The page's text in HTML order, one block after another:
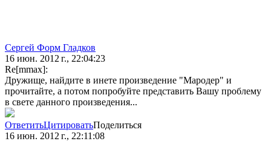
Сергей Форм Гладков
16 июн. 2012 г., 22:04:23
Re[mmax]:
Дружище, найдите в инете произведение "Мародер" и
прочитайте, а потом попробуйте представить Вашу проблему
в свете данного произведения...
ОтветитьЦитироватьПоделиться
16 июн. 2012 г., 22:11:08